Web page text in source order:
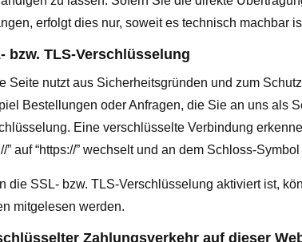
erfolgt dies nur, soweit es technisch machbar
bzw. TLS-Verschlüsselung
Seite nutzt aus Sicherheitsgründen und zum
Bestellungen oder Anfragen, die Sie an uns als
Eine verschlüsselte Verbindung
” auf “https://” wechselt und an dem Schloss-
die SSL- bzw. TLS-Verschlüsselung aktiviert ist,
mitgelesen werden.
Zahlungsverkehr auf dieser